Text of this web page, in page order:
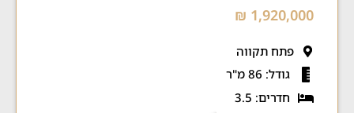
1,920,000 ₪
פתח תקווה
גודל: 86 מ"ר
חדרים: 3.5